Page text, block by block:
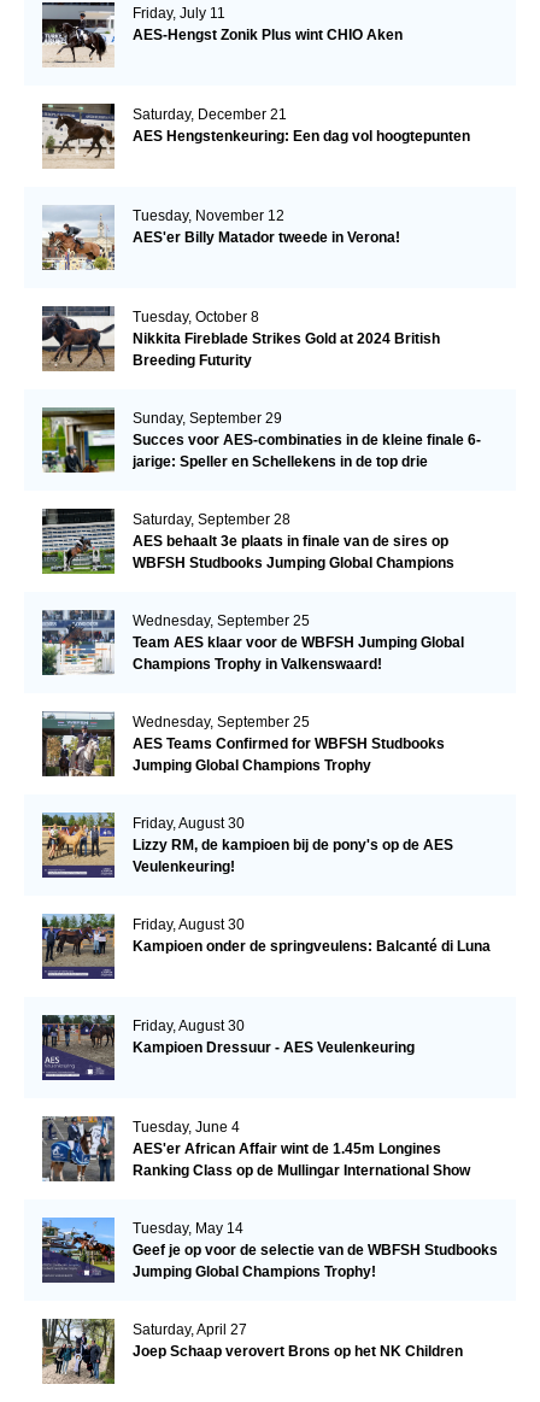
Friday, July 11
AES-Hengst Zonik Plus wint CHIO Aken
Saturday, December 21
AES Hengstenkeuring: Een dag vol hoogtepunten
Tuesday, November 12
AES'er Billy Matador tweede in Verona!
Tuesday, October 8
Nikkita Fireblade Strikes Gold at 2024 British
Breeding Futurity
Sunday, September 29
Succes voor AES-combinaties in de kleine finale 6-
jarige: Speller en Schellekens in de top drie
Saturday, September 28
AES behaalt 3e plaats in finale van de sires op
WBFSH Studbooks Jumping Global Champions
Wednesday, September 25
Team AES klaar voor de WBFSH Jumping Global
Champions Trophy in Valkenswaard!
Wednesday, September 25
AES Teams Confirmed for WBFSH Studbooks
Jumping Global Champions Trophy
Friday, August 30
Lizzy RM, de kampioen bij de pony's op de AES
Veulenkeuring!
Friday, August 30
Kampioen onder de springveulens: Balcanté di Luna
Friday, August 30
Kampioen Dressuur - AES Veulenkeuring
Tuesday, June 4
AES'er African Affair wint de 1.45m Longines
Ranking Class op de Mullingar International Show
Tuesday, May 14
Geef je op voor de selectie van de WBFSH Studbooks
Jumping Global Champions Trophy!
Saturday, April 27
Joep Schaap verovert Brons op het NK Children